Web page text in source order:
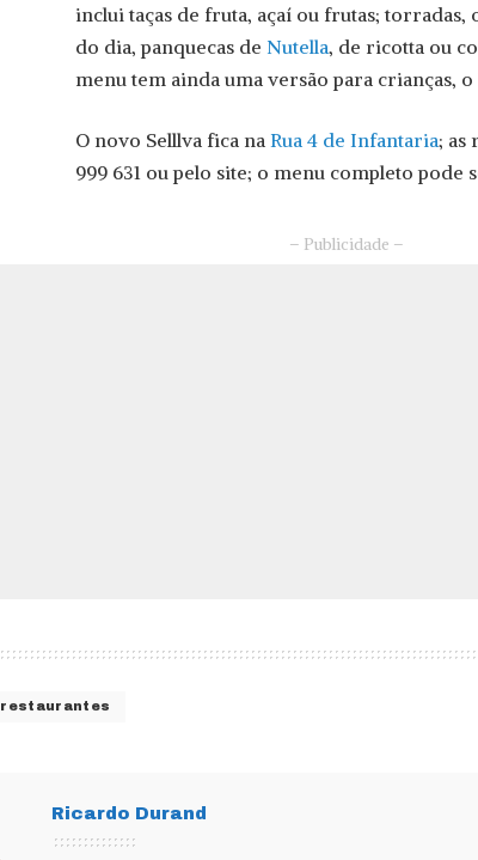
inclui taças de fruta, açaí ou frutas;
do dia, panquecas de Nutella, de ricotta ou
menu tem ainda uma versão para crianças,
O novo Selllva fica na Rua 4 de Infantaria; as
999 631 ou pelo site; o menu completo pode
– Publicidade –
restaurantes
Ricardo Durand